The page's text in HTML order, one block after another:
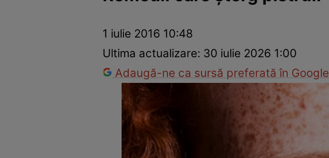
Dezvoltare personalăÎngrijire personală
1 iulie 2016 10:48
Ultima actualizare: 30 iulie 2026 1:00
Adaugă-ne ca sursă preferată în Google